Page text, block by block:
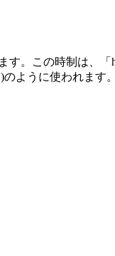
す。この時制は、
ように使われます